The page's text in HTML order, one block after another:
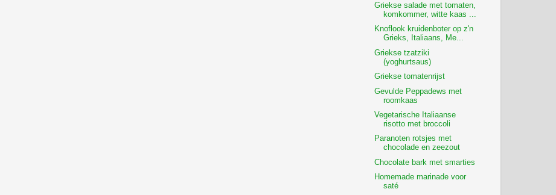
Griekse salade met tomaten,
komkommer, witte kaas ...
Knoflook kruidenboter op z'n
Grieks, Italiaans, Me...
Griekse tzatziki
(yoghurtsaus)
Griekse tomatenrijst
Gevulde Peppadews met
roomkaas
Vegetarische Italiaanse
risotto met broccoli
Paranoten rotsjes met
chocolade en zeezout
Chocolate bark met smarties
Homemade marinade voor
saté